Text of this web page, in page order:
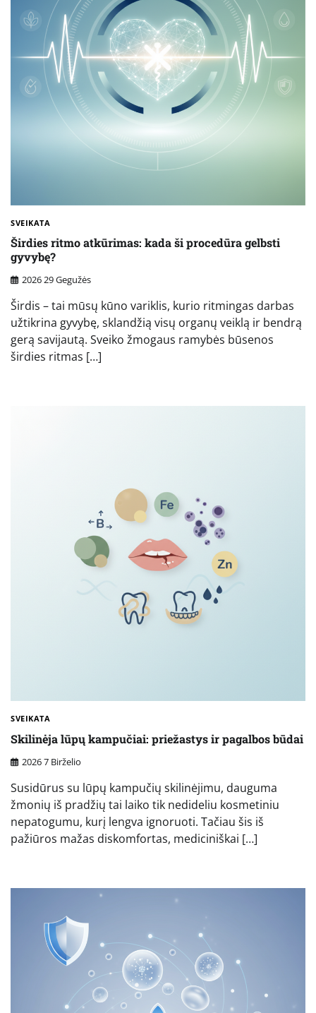
SVEIKATA
Širdies ritmo atkūrimas: kada ši procedūra gelbsti
gyvybę?
2026 29 Gegužės
Širdis – tai mūsų kūno variklis, kurio ritmingas darbas
užtikrina gyvybę, sklandžią visų organų veiklą ir bendrą
gerą savijautą. Sveiko žmogaus ramybės būsenos
širdies ritmas […]
SVEIKATA
Skilinėja lūpų kampučiai: priežastys ir pagalbos būdai
2026 7 Birželio
Susidūrus su lūpų kampučių skilinėjimu, dauguma
žmonių iš pradžių tai laiko tik nedideliu kosmetiniu
nepatogumu, kurį lengva ignoruoti. Tačiau šis iš
pažiūros mažas diskomfortas, mediciniškai […]